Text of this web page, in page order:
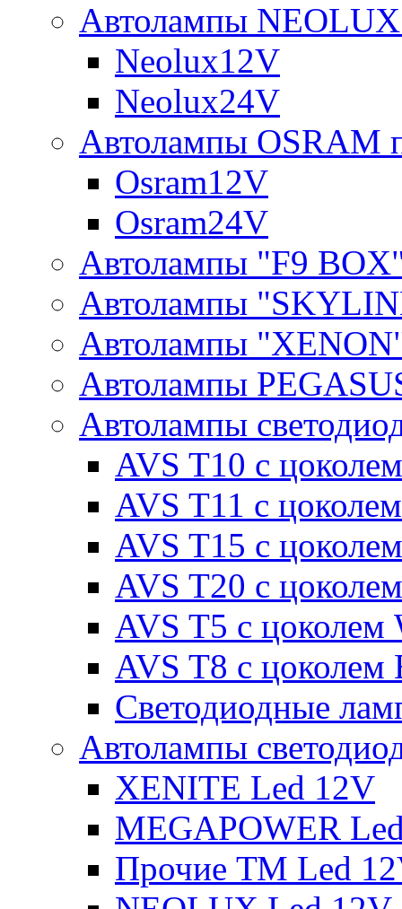
Автолампы
Neolux12V
Neolux24V
Автолампы OSRAM
Osram12V
Osram24V
Автолампы "F9
Автолампы
Автолампы
Автолампы
Автолампы
AVS T10 с
AVS T11 с
AVS T15 с
AVS T20 с
AVS T5 с цоколем
AVS T8 с цоколем
Светодиодные
Автолампы
XENITE Led 12V
MEGAPOWER
Прочие ТМ Led